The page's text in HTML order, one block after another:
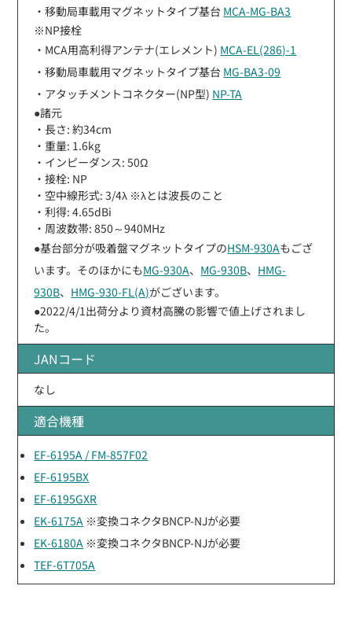
・移動局車載用マグネットタイプ基台 MCA-MG-BA3
※NP接栓
・MCA用高利得アンテナ(エレメント) MCA-EL(286)-1
・移動局車載用マグネットタイプ基台 MG-BA3-09
・アタッチメントコネクター(NP型) NP-TA
●諸元
・長さ: 約34cm
・重量: 1.6kg
・インピーダンス: 50Ω
・接栓: NP
・空中線形式: 3/4λ ※λとは波長のこと
・利得: 4.65dBi
・周波数帯: 850～940MHz
●基台部分が吸着盤マグネットタイプのHSM-930Aもござ
います。そのほかにもMG-930A、 MG-930B、 HMG-
930B、 HMG-930-FL(A)がございます。
●2022/4/1出荷分より資材高騰の影響で値上げされまし
た。
JANコード
なし
適合機種
EF-6195A / FM-857F02
EF-6195BX
EF-6195GXR
EK-6175A ※変換コネクタBNCP-NJが必要
EK-6180A ※変換コネクタBNCP-NJが必要
TEF-6T705A